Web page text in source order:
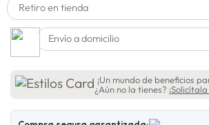
Retiro en tienda
Envío a domicilio
¡Un mundo de beneficios
¿Aún no la tienes?